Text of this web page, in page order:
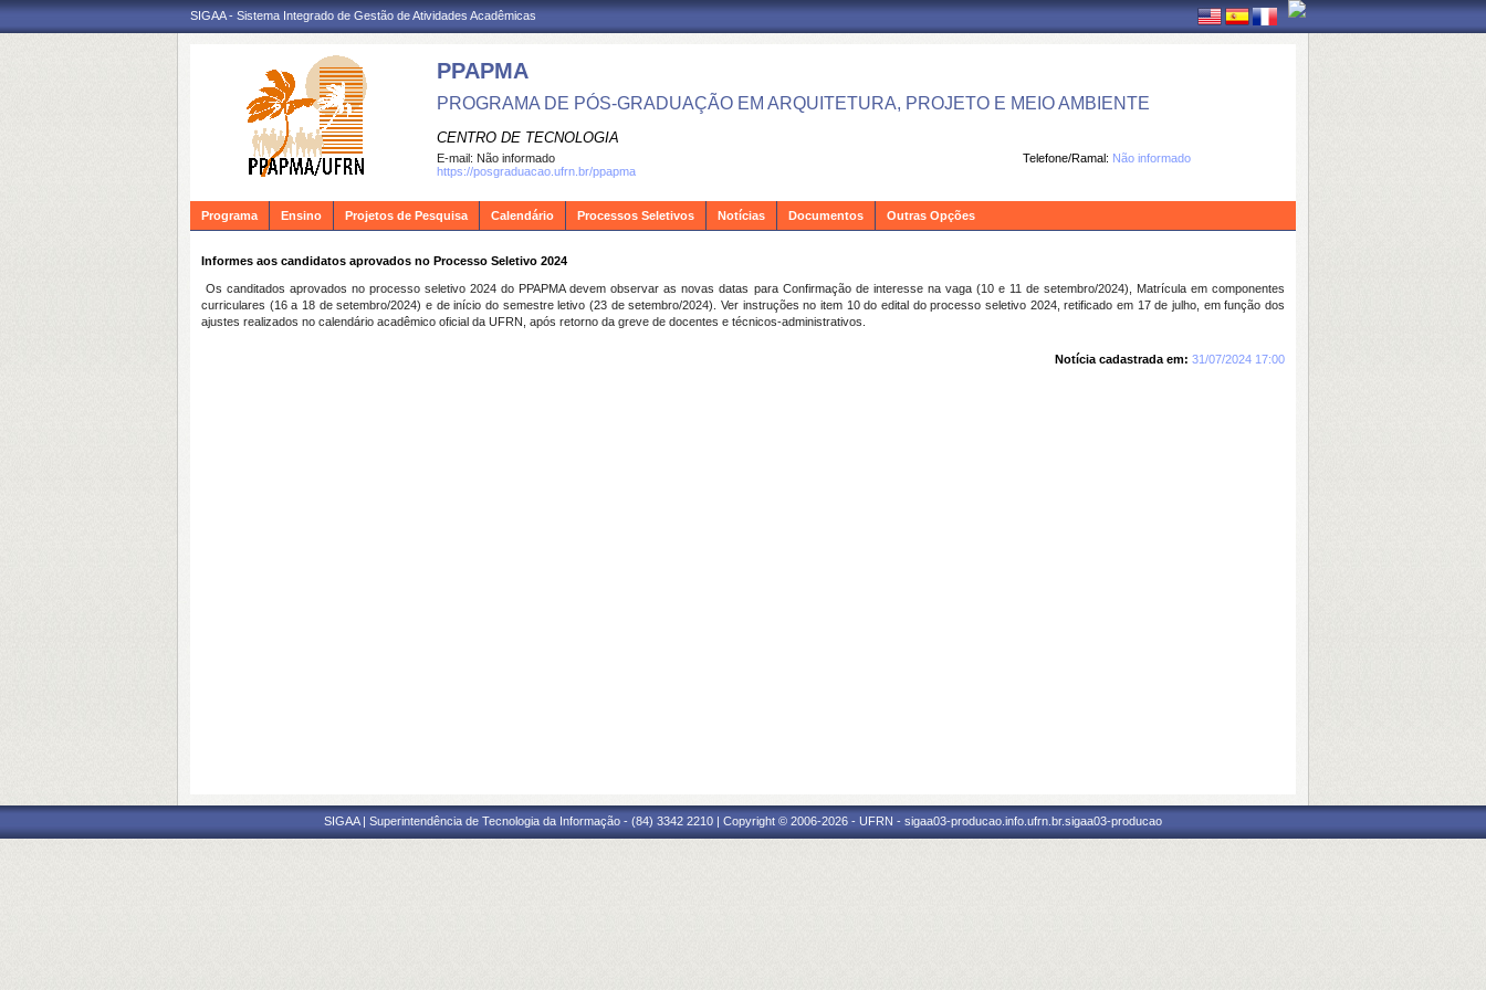
SIGAA - Sistema Integrado de Gestão de Atividades Acadêmicas
PPAPMA
PROGRAMA DE PÓS-GRADUAÇÃO EM ARQUITETURA, PROJETO E MEIO AMBIENTE
CENTRO DE TECNOLOGIA
Telefone/Ramal: Não informado
E-mail: Não informado
https://posgraduacao.ufrn.br/ppapma
Programa Ensino Projetos de Pesquisa Calendário Processos Seletivos Notícias Documentos Outras Opções
Informes aos candidatos aprovados no Processo Seletivo 2024
Os canditados aprovados no processo seletivo 2024 do PPAPMA devem observar as novas datas para Confirmação de interesse na vaga (10 e 11 de setembro/2024), Matrícula em componentes
curriculares (16 a 18 de setembro/2024) e de início do semestre letivo (23 de setembro/2024). Ver instruções no item 10 do edital do processo seletivo 2024, retificado em 17 de julho, em função dos
ajustes realizados no calendário acadêmico oficial da UFRN, após retorno da greve de docentes e técnicos-administrativos.
Notícia cadastrada em: 31/07/2024 17:00
SIGAA | Superintendência de Tecnologia da Informação - (84) 3342 2210 | Copyright © 2006-2026 - UFRN - sigaa03-producao.info.ufrn.br.sigaa03-producao